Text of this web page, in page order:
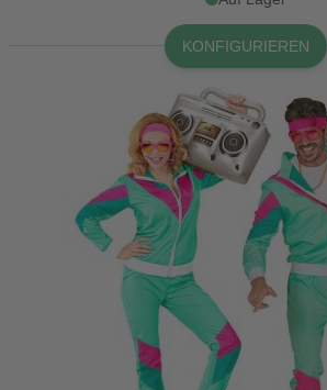
KONFIGURIEREN